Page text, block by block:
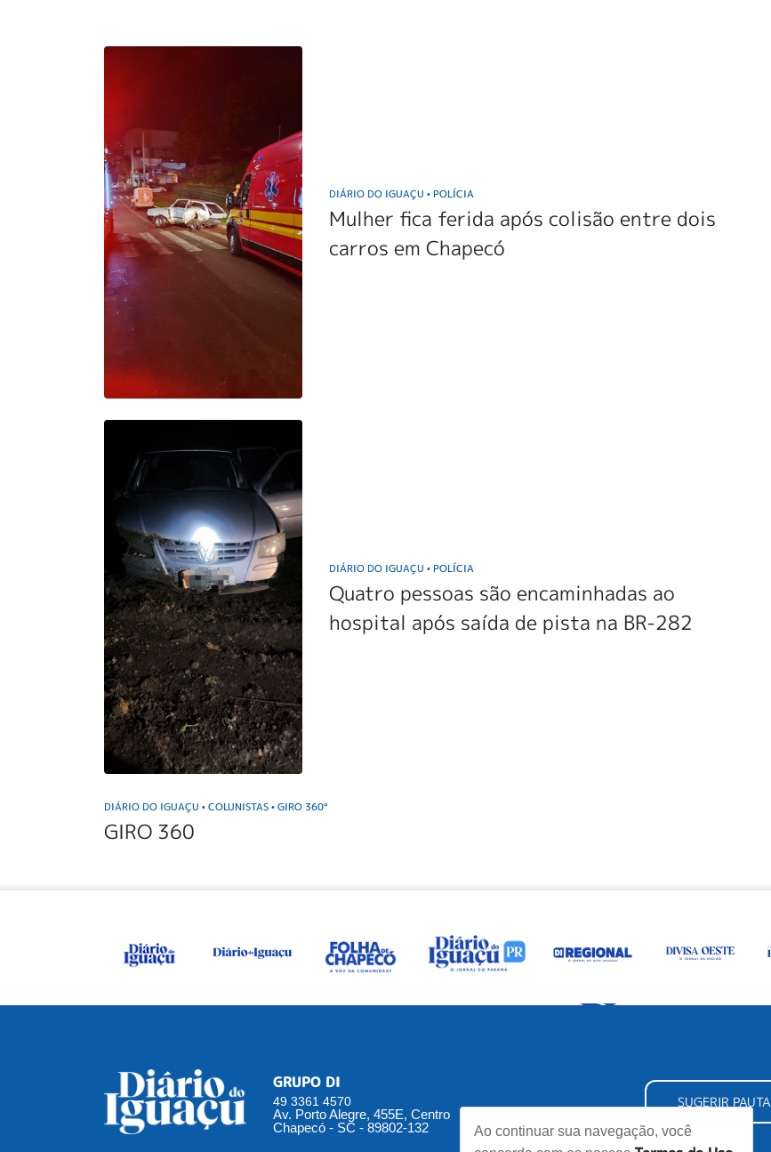
Ao continuar sua navegação, você
DIÁRIO DO IGUAÇU• POLÍCIA
Mulher fica ferida após colisão entre dois
carros em Chapecó
DIÁRIO DO IGUAÇU• POLÍCIA
Quatro pessoas são encaminhadas ao
hospital após saída de pista na BR-282
DIÁRIO DO IGUAÇU • COLUNISTAS • GIRO 360°
GIRO 360
GRUPO DI
49 3361 4570
Av. Porto Alegre, 455E, Centro
Chapecó - SC - 89802-132
SUGERIR PAUTA